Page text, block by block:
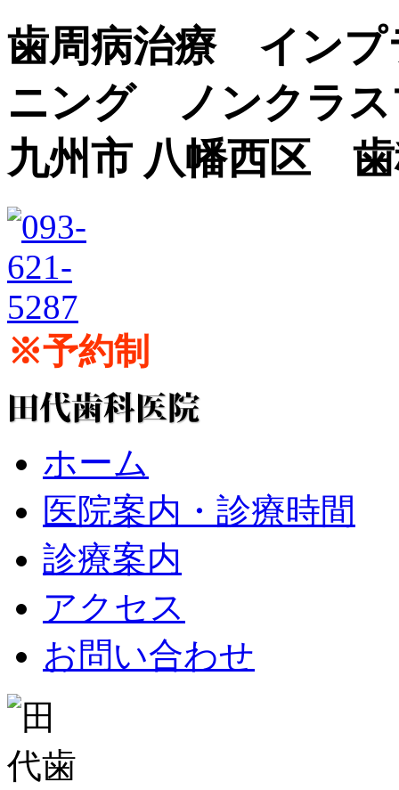
歯周病治療 イン
ニング ノンクラ
九州市 八幡西区
※予約制
ホーム
医院案内・診療時間
診療案内
アクセス
お問い合わせ